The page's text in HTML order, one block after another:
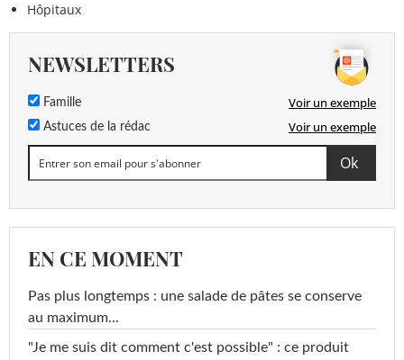
Hôpitaux
NEWSLETTERS
Famille Voir un exemple
Astuces de la rédac Voir un exemple
EN CE MOMENT
Pas plus longtemps : une salade de pâtes se conserve
au maximum...
"Je me suis dit comment c'est possible" : ce produit